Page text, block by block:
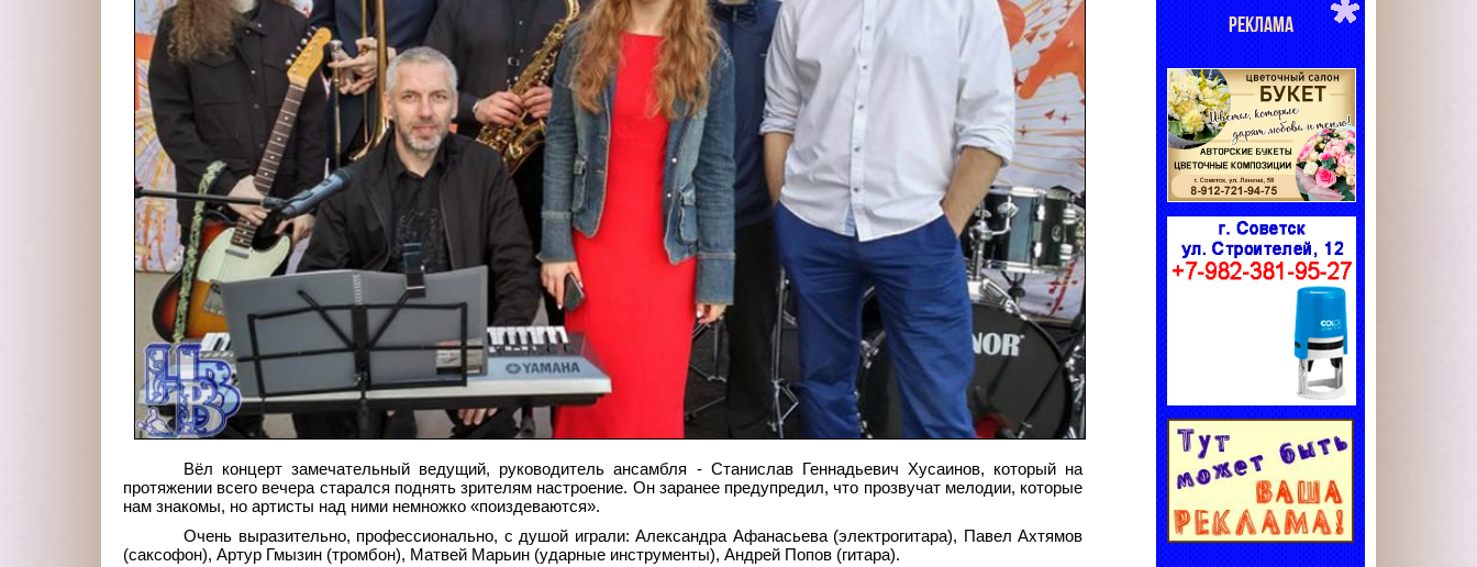
Вёл концерт замечательный ведущий, руководитель ансамбля - Станислав Геннадьевич Хусаинов, который на
протяжении всего вечера старался поднять зрителям настроение. Он заранее предупредил, что прозвучат мелодии, которые
нам знакомы, но артисты над ними немножко «поиздеваются».
Очень выразительно, профессионально, с душой играли: Александра Афанасьева (электрогитара), Павел Ахтямов
(саксофон), Артур Гмызин (тромбон), Матвей Марьин (ударные инструменты), Андрей Попов (гитара).
РЕКЛАМА